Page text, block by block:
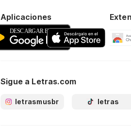
Aplicaciones
Sigue a Letras.com
letrasmusbr letras